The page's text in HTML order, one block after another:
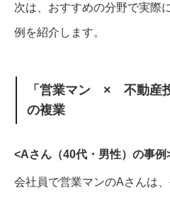
次は、おすすめの分野で実際
例を紹介します。
「営業マン × 不動産
の複業
<Aさん（40代・男性）の事例
会社員で営業マンのAさんは